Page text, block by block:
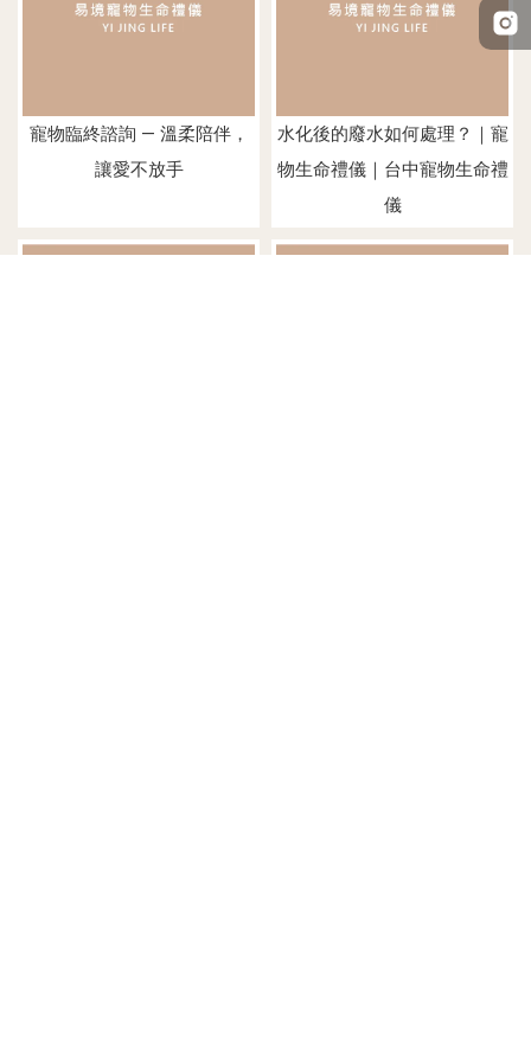
寵物臨終諮詢 — 溫柔陪伴，
讓愛不放手
水化後的廢水如何處理？｜寵
物生命禮儀｜台中寵物生命禮
儀